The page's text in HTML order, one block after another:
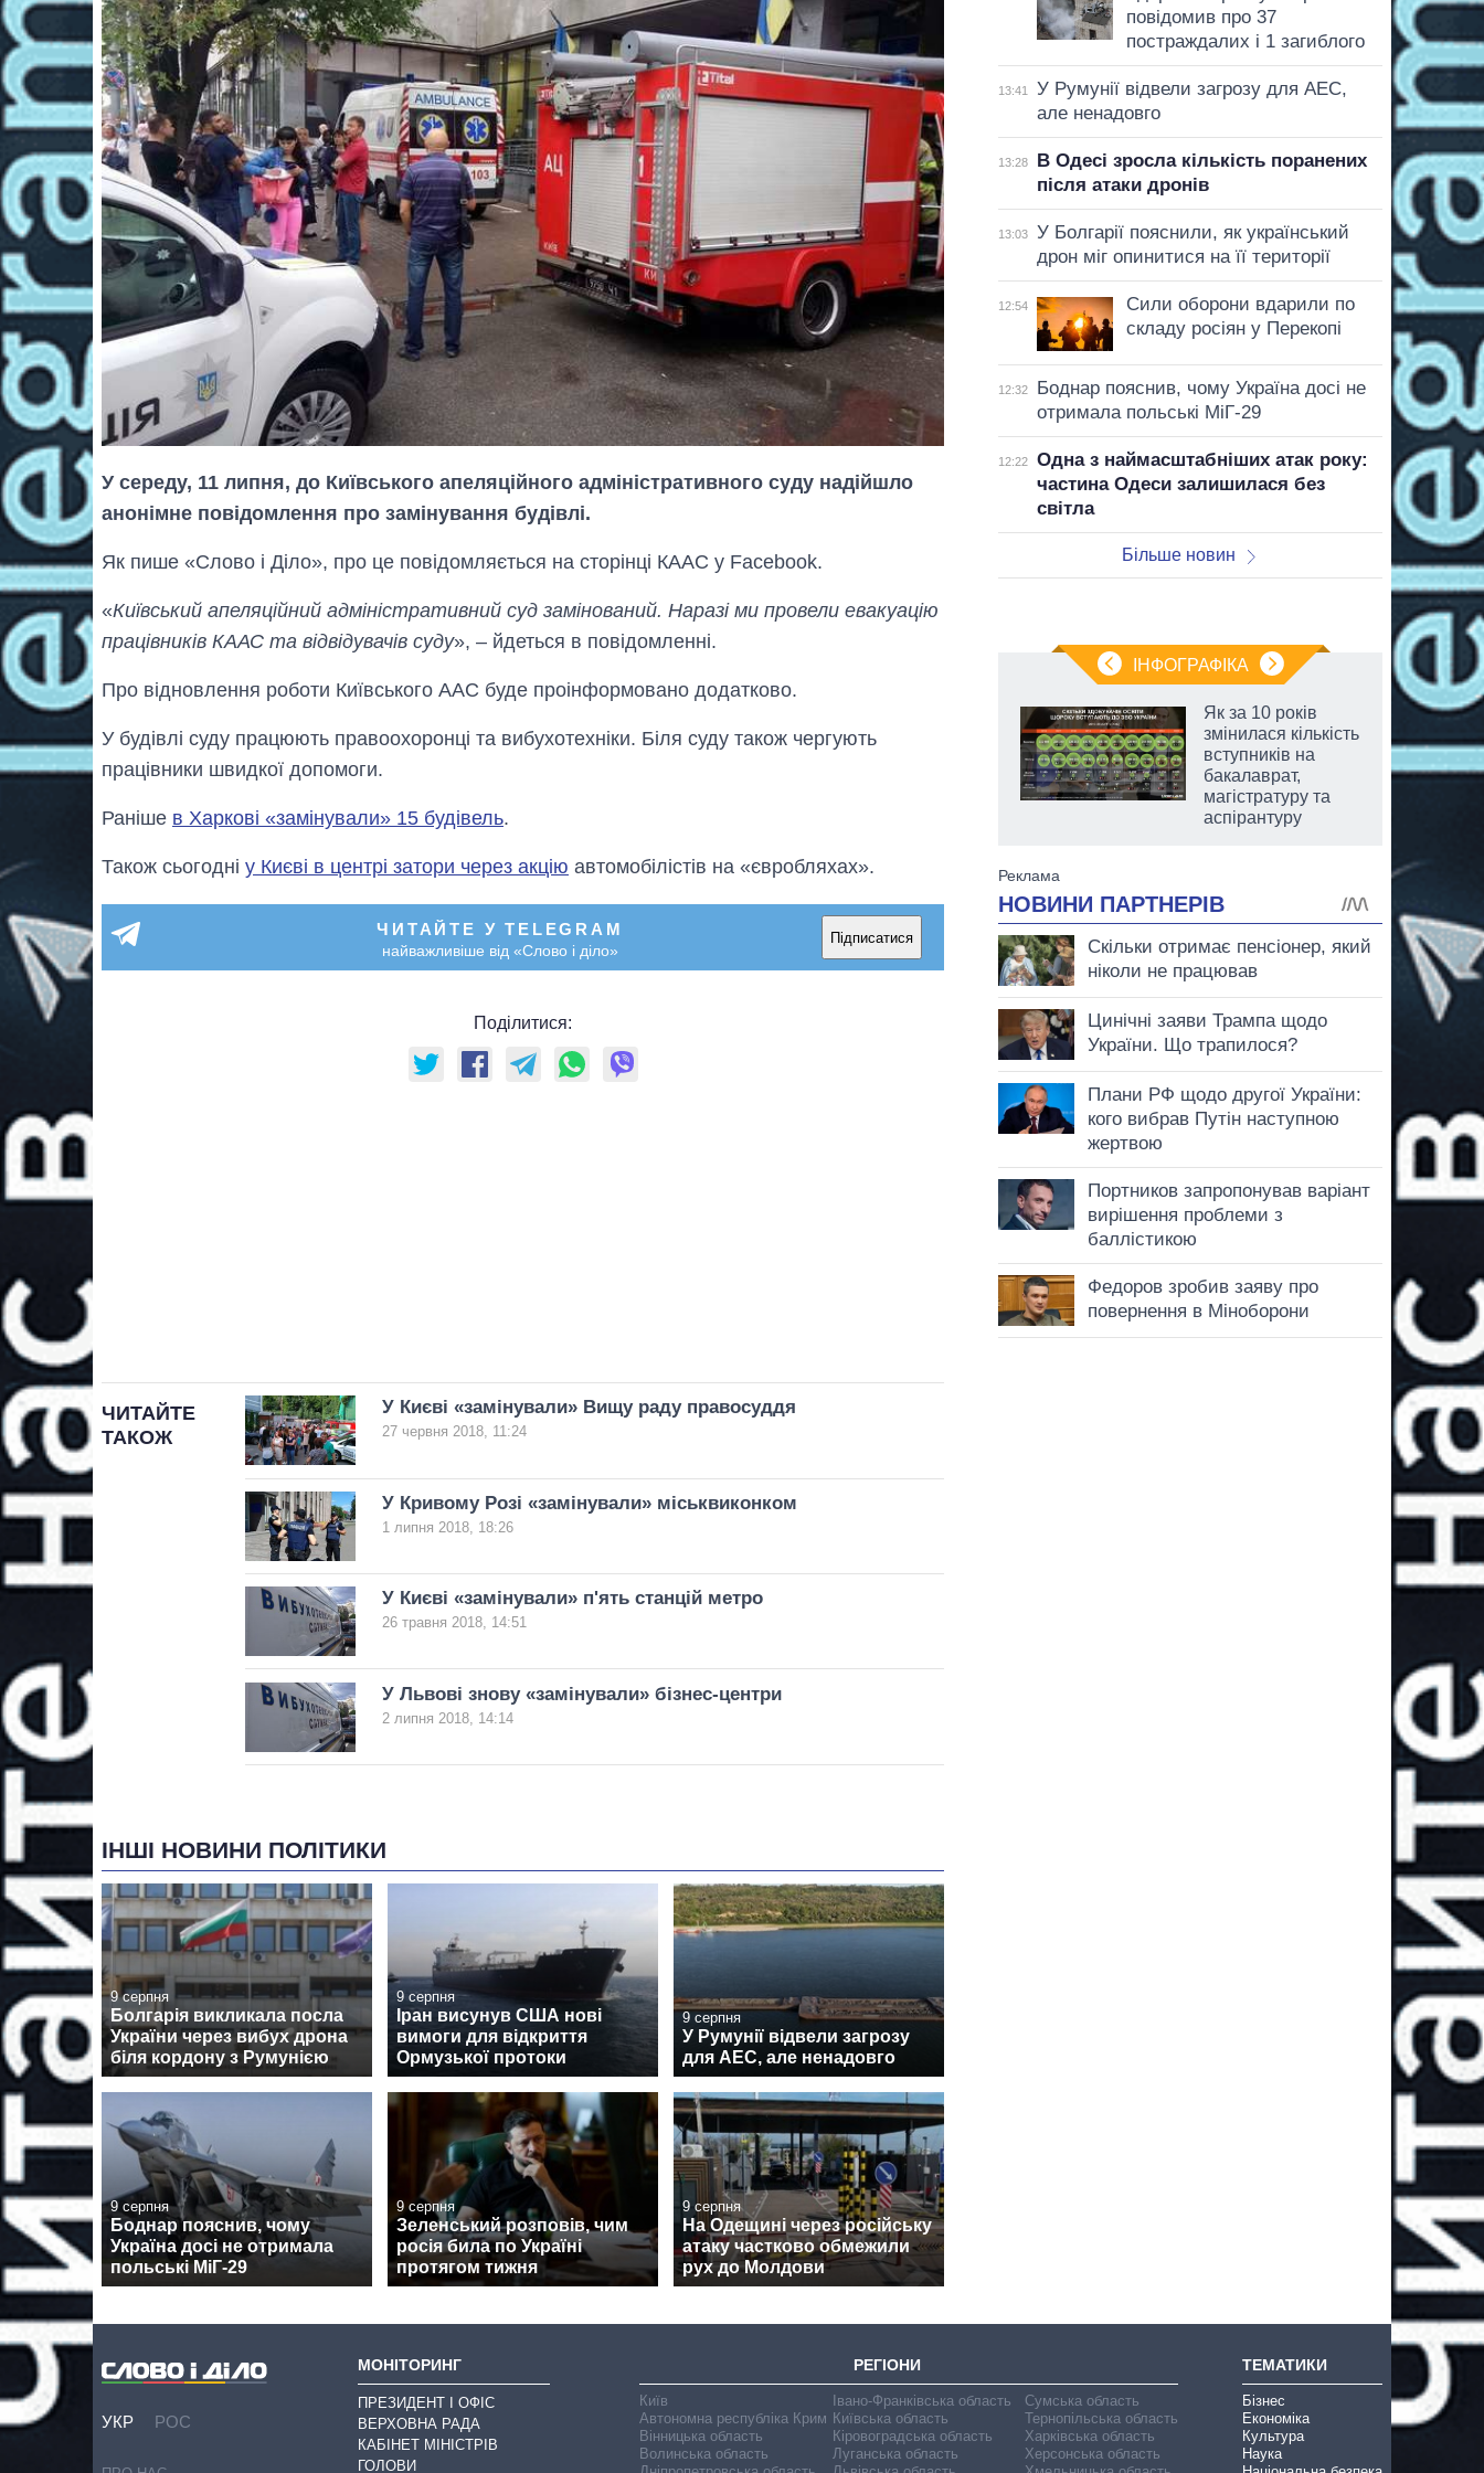
У середу, 11 липня, до Київського апеляційного адміністративного суду надійшло
анонімне повідомлення про замінування будівлі.
Як пише «Слово і Діло», про це повідомляється на сторінці КААС у Facebook.
«Київський апеляційний адміністративний суд замінований. Наразі ми провели евакуацію
працівників КААС та відвідувачів суду», – йдеться в повідомленні.
Про відновлення роботи Київського ААС буде проінформовано додатково.
У будівлі суду працюють правоохоронці та вибухотехніки. Біля суду також чергують
працівники швидкої допомоги.
Раніше в Харкові «замінували» 15 будівель.
Також сьогодні у Києві в центрі затори через акцію автомобілістів на «євробляхах».
ЧИТАЙТЕ У TELEGRAM
найважливіше від «Слово і діло»
Підписатися
Поділитися:
ЧИТАЙТЕ
ТАКОЖ
У Києві «замінували» Вищу раду правосуддя
27 червня 2018, 11:24
У Кривому Розі «замінували» міськвиконком
1 липня 2018, 18:26
У Києві «замінували» п'ять станцій метро
26 травня 2018, 14:51
У Львові знову «замінували» бізнес-центри
2 липня 2018, 14:14
ІНШІ НОВИНИ ПОЛІТИКИ
9 серпня
Болгарія викликала посла
України через вибух дрона
біля кордону з Румунією
9 серпня
Іран висунув США нові
вимоги для відкриття
Ормузької протоки
9 серпня
У Румунії відвели загрозу
для АЕС, але ненадовго
9 серпня
Боднар пояснив, чому
Україна досі не отримала
польські МіГ-29
9 серпня
Зеленський розповів, чим
росія била по Україні
протягом тижня
9 серпня
На Одещині через російську
атаку частково обмежили
рух до Молдови
повідомив про 37
постраждалих і 1 загиблого
13:41
У Румунії відвели загрозу для АЕС,
але ненадовго
13:28
В Одесі зросла кількість поранених
після атаки дронів
13:03
У Болгарії пояснили, як український
дрон міг опинитися на її території
12:54
Сили оборони вдарили по
складу росіян у Перекопі
12:32
Боднар пояснив, чому Україна досі не
отримала польські МіГ-29
12:22
Одна з наймасштабніших атак року:
частина Одеси залишилася без
світла
Більше новин
ІНФОГРАФІКА
бюджет
Міністерства
Як за 10 років
змінилася кількість
вступників на
бакалаврат,
магістратуру та
аспірантуру
УКР РОС
МОНІТОРИНГ
ПРЕЗИДЕНТ І ОФІС
ВЕРХОВНА РАДА
КАБІНЕТ МІНІСТРІВ
ГОЛОВИ
РЕГІОНИ
Київ
Автономна республіка Крим
Вінницька область
Волинська область
Івано-Франківська область
Київська область
Кіровоградська область
Луганська область
Сумська область
Тернопільська область
Харківська область
Херсонська область
ТЕМАТИКИ
Бізнес
Економіка
Культура
Наука